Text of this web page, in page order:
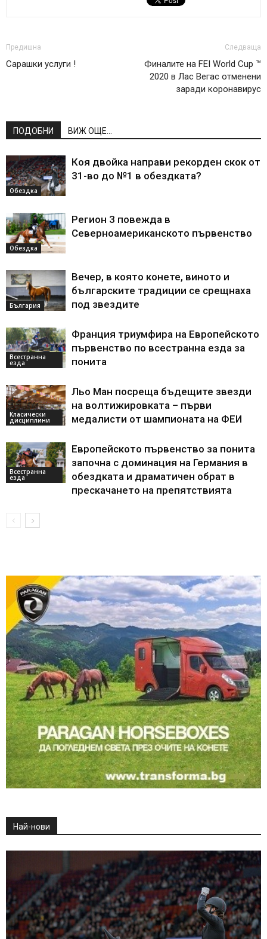
Предишна
Сарашки услуги !
Следваща
Финалите на FEI World Cup ™
2020 в Лас Вегас отменени
заради коронавирус
ПОДОБНИ ВИЖ ОЩЕ...
Обездка
Коя двойка направи рекорден скок от
31-во до №1 в обездката?
Обездка
Регион 3 повежда в
Северноамериканското първенство
България
Вечер, в която конете, виното и
българските традиции се срещнаха
под звездите
Всестранна
езда
Франция триумфира на Европейското
първенство по всестранна езда за
понита
Класически
дисциплини
Льо Ман посреща бъдещите звезди
на волтижировката – първи
медалисти от шампионата на ФЕИ
Всестранна
езда
Европейското първенство за понита
започна с доминация на Германия в
обездката и драматичен обрат в
прескачането на препятствията
Най-нови